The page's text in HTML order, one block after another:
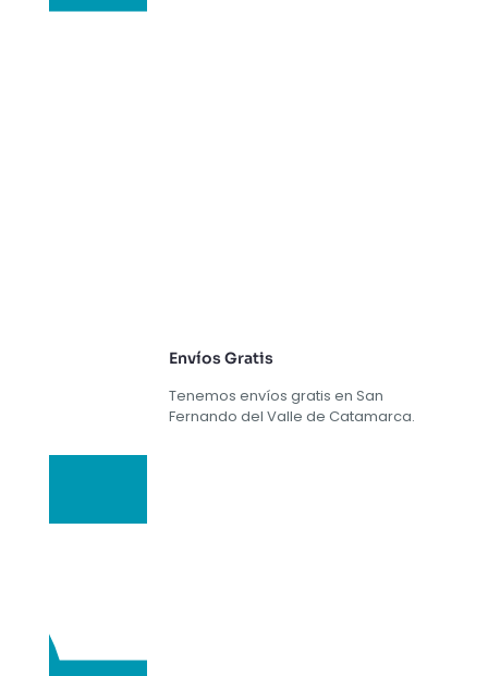
Envíos Gratis
Tenemos envíos gratis en San
Fernando del Valle de Catamarca.